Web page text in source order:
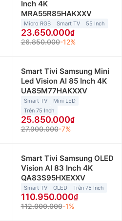
Inch 4K
MRA55R85HAKXXV
Micro RGB Smart TV 55 Inch
23.650.000
26.850.000-12%
Smart Tivi Samsung Mini
Led Vision AI 85 Inch 4K
UA85M77HAKXXV
Smart TV
Mini LED
Trên 75 Inch
25.850.000
27.900.000-7%
Smart Tivi Samsung OLED
Vision AI 83 Inch 4K
QA83S95HXEXXV
Smart TV OLED Trên 75 Inch
110.950.000
112.000.000-1%